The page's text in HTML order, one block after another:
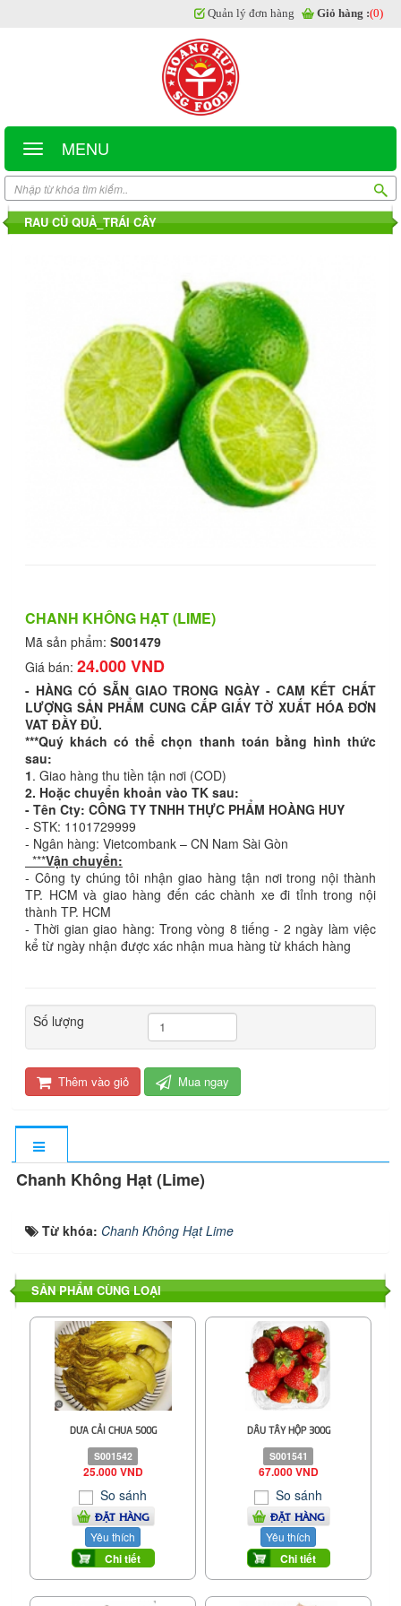
MENU
Quản lý đơn hàng Giỏ hàng :(0)
RAU CỦ QUẢ_TRÁI CÂY
CHANH KHÔNG HẠT (LIME)
Mã sản phẩm: S001479
Giá bán: 24.000 VND
- HÀNG CÓ SẴN GIAO TRONG NGÀY - CAM KẾT CHẤT
LƯỢNG SẢN PHẨM CUNG CẤP GIẤY TỜ XUẤT HÓA ĐƠN
VAT ĐẦY ĐỦ.
***Quý khách có thể chọn thanh toán bằng hình thức
sau:
1. Giao hàng thu tiền tận nơi (COD)
2. Hoặc chuyển khoản vào TK sau:
- Tên Cty: CÔNG TY TNHH THỰC PHẨM HOÀNG HUY
- STK: 1101729999
- Ngân hàng: Vietcombank – CN Nam Sài Gòn
***Vận chuyển:
- Công ty chúng tôi nhận giao hàng tận nơi trong nội thành
TP. HCM và giao hàng đến các chành xe đi tỉnh trong nội
thành TP. HCM
- Thời gian giao hàng: Trong vòng 8 tiếng - 2 ngày làm việc
kể từ ngày nhận được xác nhận mua hàng từ khách hàng
Số lượng
Thêm vào giỏ Mua ngay
Chanh Không Hạt (Lime)
Từ khóa: Chanh Không Hạt Lime
SẢN PHẨM CÙNG LOẠI
DƯA CẢI CHUA 500G
S001542
25.000 VND
So sánh
ĐẶT HÀNG
Yêu thích
Chi tiết
DÂU TÂY HỘP 300G
S001541
67.000 VND
So sánh
ĐẶT HÀNG
Yêu thích
Chi tiết